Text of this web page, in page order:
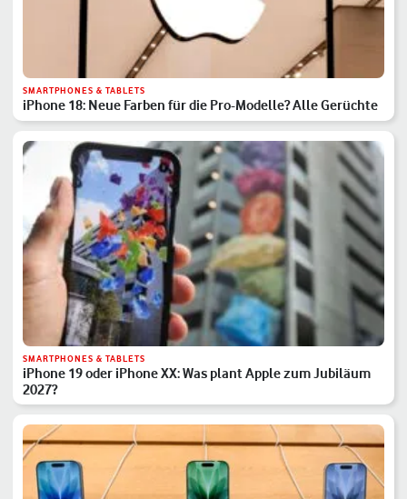
SMARTPHONES & TABLETS
iPhone 18: Neue Farben für die Pro-Modelle? Alle Gerüchte
SMARTPHONES & TABLETS
iPhone 19 oder iPhone XX: Was plant Apple zum Jubiläum
2027?